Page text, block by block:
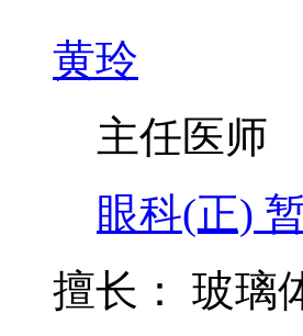
黄玲
主任医师
眼科(正)
擅长：
玻璃